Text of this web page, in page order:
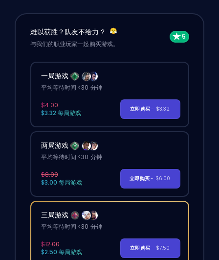
难以获胜？队友不给力？
与我们的职业玩家一起购买游戏。
一局游戏
平均等待时间 <30 分钟
$4.00
$3.32 每局游戏
立即购买- $3.32
两局游戏
平均等待时间 <30 分钟
$8.00
$3.00 每局游戏
立即购买- $6.00
三局游戏
平均等待时间 <30 分钟
$12.00
$2.50 每局游戏
立即购买- $7.50